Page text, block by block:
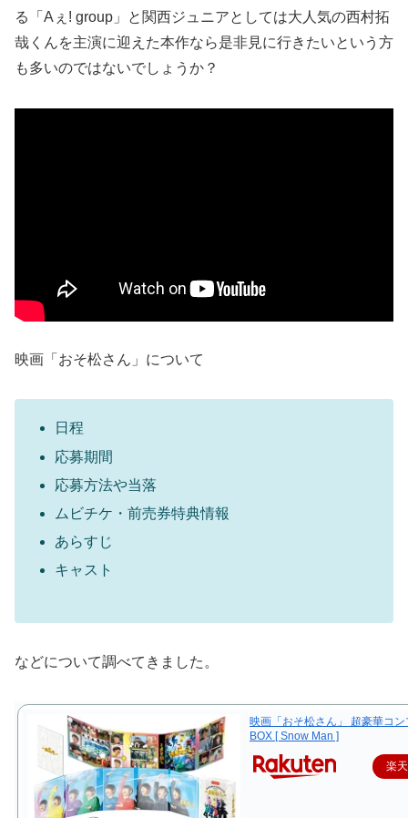
る「Aぇ! group」と関西ジュニアとしては大人気の西村拓
哉くんを主演に迎えた本作なら是非見に行きたいという方
も多いのではないでしょうか？
映画「おそ松さん」について
日程
応募期間
応募方法や当落
ムビチケ・前売券特典情報
あらすじ
キャスト
などについて調べてきました。
映画「おそ松さん」 超豪華コ
BOX [ Snow Man ]
楽